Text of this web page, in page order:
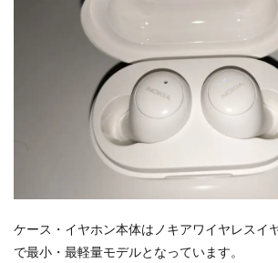
ケース・イヤホン本体はノキアワイヤレスイ
で最小・最軽量モデルとなっています。